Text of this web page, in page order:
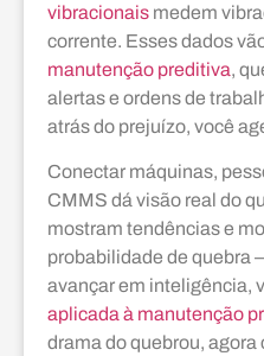
vibracionais medem
corrente. Esses dados
manutenção preditiva,
alertas e ordens de
atrás do prejuízo, você
Conectar máquinas,
CMMS dá visão real do
mostram tendências e
probabilidade de quebra
avançar em inteligência,
aplicada à manutenção
drama do quebrou,